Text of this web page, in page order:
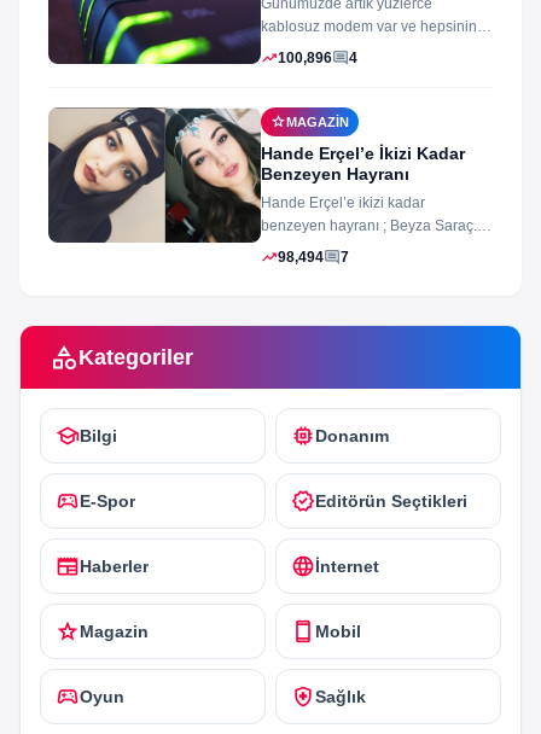
kablosuz modem var ve hepsinin
arayüz şifleri ve arayüzü farklı
trending_up100,896comment4
starMAGAZIN
Hande Erçel’e İkizi Kadar
Benzeyen Hayranı
Hande Erçel’e ikizi kadar
benzeyen hayranı ; Beyza Saraç.
Son zamanlarda Hande Erçel’e
trending_up98,494comment7
categoryKategoriler
schoolBilgi memoryDonanım
sports_esportsE-Spor verifiedEditörün Seçtikleri
newspaperHaberler languageİnternet
starMagazin smartphone Mobil
sports_esportsOyun health_and_safetySağlık